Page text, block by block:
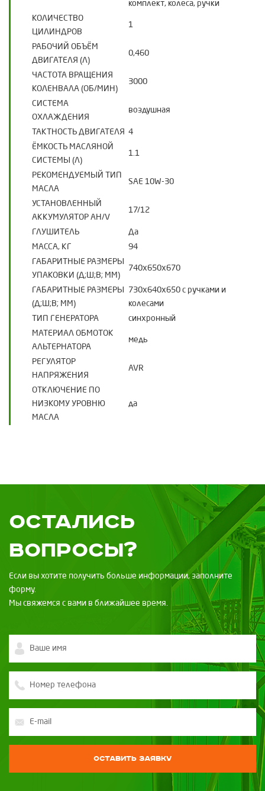
комплект, колеса, ручки
КОЛИЧЕСТВО
ЦИЛИНДРОВ
1
РАБОЧИЙ ОБЪЁМ
ДВИГАТЕЛЯ (Л)
0,460
ЧАСТОТА ВРАЩЕНИЯ
КОЛЕНВАЛА (ОБ/МИН)
3000
СИСТЕМА
ОХЛАЖДЕНИЯ
воздушная
ТАКТНОСТЬ ДВИГАТЕЛЯ 4
ЁМКОСТЬ МАСЛЯНОЙ
СИСТЕМЫ (Л)
1.1
РЕКОМЕНДУЕМЫЙ ТИП
МАСЛА
SAE 10W-30
УСТАНОВЛЕННЫЙ
АККУМУЛЯТОР AH/V
17/12
ГЛУШИТЕЛЬ
Да
МАССА, КГ
94
ГАБАРИТНЫЕ РАЗМЕРЫ
УПАКОВКИ (Д;Ш;В; ММ)
740х650х670
ГАБАРИТНЫЕ РАЗМЕРЫ
(Д;Ш;В; ММ)
730х640х650 с ручками и
колесами
ТИП ГЕНЕРАТОРА
синхронный
МАТЕРИАЛ ОБМОТОК
АЛЬТЕРНАТОРА
медь
РЕГУЛЯТОР
НАПРЯЖЕНИЯ
AVR
ОТКЛЮЧЕНИЕ ПО
НИЗКОМУ УРОВНЮ
МАСЛА
да
Остались
вопросы?
Если вы хотите получить больше информации, заполните
форму.
Мы свяжемся с вами в ближайшее время.
Оставить заявку